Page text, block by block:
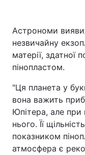
Астрономи
незвичайну
матерії, здатної
пінопластом.
"Ця планета у
вона важить
Юпітера, але при
нього. Її
показником
атмосфера є